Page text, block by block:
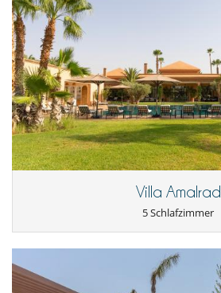
Villa Amalrad
5 Schlafzimmer